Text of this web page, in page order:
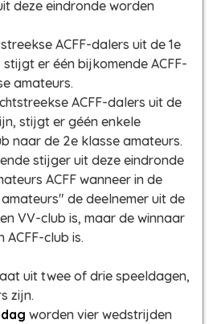
deze eindronde worden
ACFF-dalers uit de 1e
er één bijkomende ACFF-
amateurs.
ACFF-dalers uit de
stijgt er géén enkele
naar de 2e klasse amateurs.
stijger uit deze eindronde
ACFF wanneer in de
de deelnemer uit de
VV-club is, maar de winnaar
club is.
uit twee of drie speeldagen,
zijn.
worden vier wedstrijden